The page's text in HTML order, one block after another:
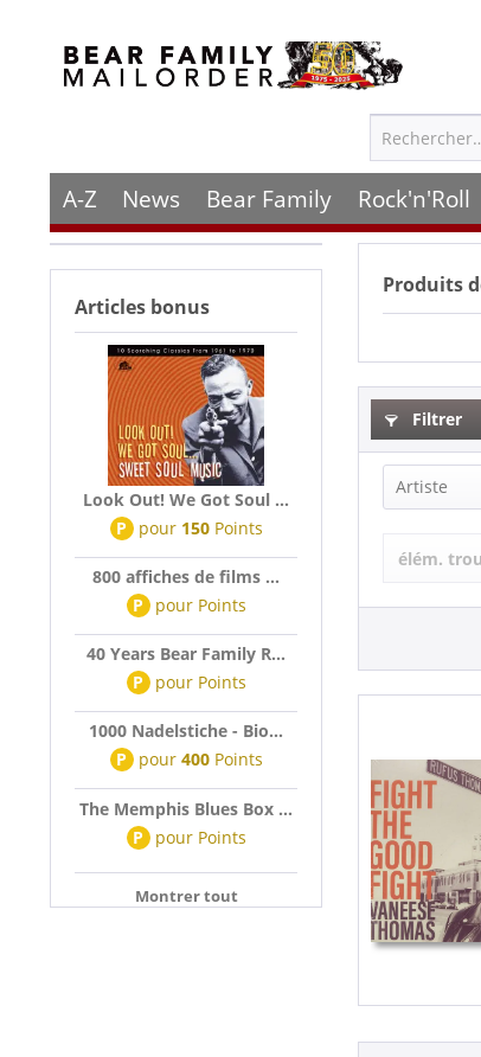
A-Z News Bear Family Rock'n'Roll
Articles bonus
Look Out! We Got Soul ...
P pour 150Points
800 affiches de films ...
P pour Points
40 Years Bear Family R...
P pour Points
1000 Nadelstiche - Bio...
P pour 400Points
The Memphis Blues Box ...
P pour Points
Montrer tout
Produits
Filtrer
Artiste
élém.